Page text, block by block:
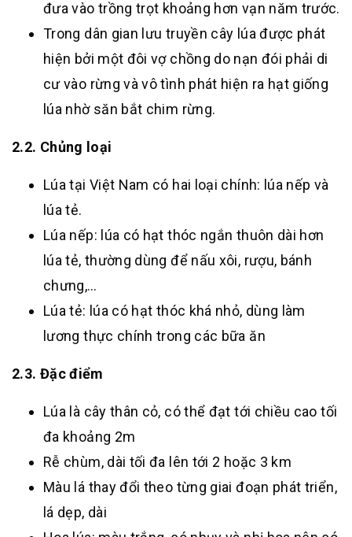
đưa vào trồng trọt khoảng hơn vạn năm trước.
Trong dân gian lưu truyền cây lúa được phát
hiện bởi một đôi vợ chồng do nạn đói phải di
cư vào rừng và vô tình phát hiện ra hạt giống
lúa nhờ săn bắt chim rừng.
2.2. Chủng loại
Lúa tại Việt Nam có hai loại chính: lúa nếp và
lúa tẻ.
Lúa nếp: lúa có hạt thóc ngắn thuôn dài hơn
lúa tẻ, thường dùng để nấu xôi, rượu, bánh
chưng,…
Lúa tẻ: lúa có hạt thóc khá nhỏ, dùng làm
lương thực chính trong các bữa ăn
2.3. Đặc điểm
Lúa là cây thân cỏ, có thể đạt tới chiều cao tối
đa khoảng 2m
Rễ chùm, dài tối đa lên tới 2 hoặc 3 km
Màu lá thay đổi theo từng giai đoạn phát triển,
lá dẹp, dài